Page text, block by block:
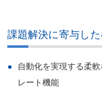
課題解決に寄与し
自動化を実現する柔
レート機能